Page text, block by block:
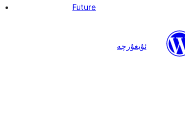
Future
ئۇيغۇرچە